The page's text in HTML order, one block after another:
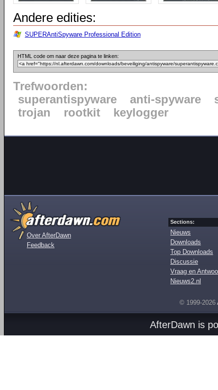
Andere edities:
SUPERAntiSpyware Professional Edition
HTML code om naar deze pagina te linken:
Trefwoorden:
superantispyware
anti-spyware
trojan
rootkit keylogger
Over AfterDawn
Feedback
Sections:
Nieuws
Downloads
Top Downloads
Discussie
Vraag en
Nieuws2.nl
© 1999-2026
AfterDawn is